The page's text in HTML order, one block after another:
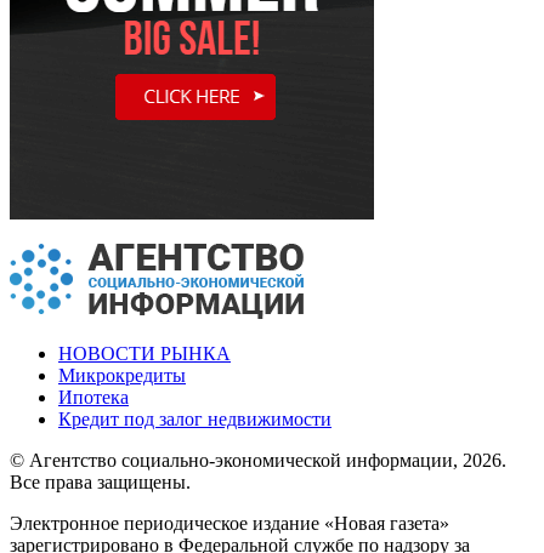
НОВОСТИ РЫНКА
Микрокредиты
Ипотека
Кредит под залог недвижимости
© Агентство социально-экономической информации, 2026.
Все права защищены.
Электронное периодическое издание «Новая газета»
зарегистрировано в Федеральной службе по надзору за